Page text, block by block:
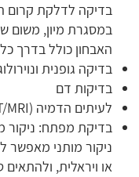
בדיקה לדלקת קרום
במסגרת מיון, משום
האבחון כולל בדרך
בדיקה גופנית
בדיקות דם
לעיתים הדמיה (CT/MRI) לפי צורך
בדיקת מפתח: ניקור
ניקור מותני מאפשר
או ויראלית, ולהתאים